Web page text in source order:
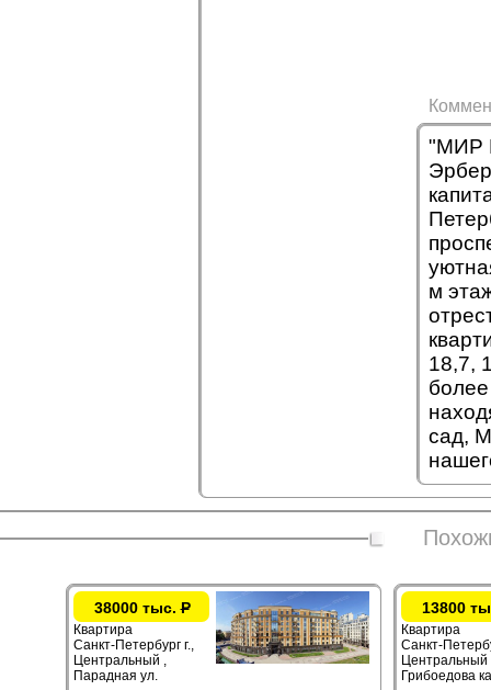
"МИР
Эрбер
м
18,7,
сад,
38000 тыс.Р
Квартира
Санкт-Петербург г.,
Центральный ,
Парадная ул.
13800
Квартира
Санкт-
Центральный
Грибоедова